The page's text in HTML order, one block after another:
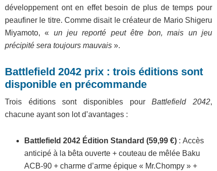
développement ont en effet besoin de plus de temps pour
peaufiner le titre. Comme disait le créateur de Mario Shigeru
Miyamoto, « un jeu reporté peut être bon, mais un jeu
précipité sera toujours mauvais ».
Battlefield 2042 prix : trois éditions sont
disponible en précommande
Trois éditions sont disponibles pourBattlefield 2042,
chacune ayant son lot d’avantages :
Battlefield 2042 Édition Standard (59,99 €) : Accès
anticipé à la bêta ouverte + couteau de mêlée Baku
ACB-90 + charme d’arme épique « Mr.Chompy » +